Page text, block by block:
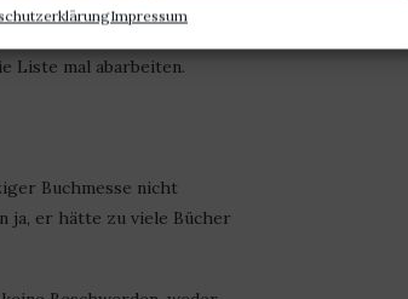
Impressum
Liste mal abarbeiten.
Buchmesse nicht
ja, er hätte zu viele Bücher